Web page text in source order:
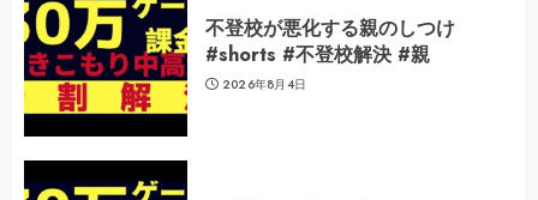
不登校が悪化する親のしつけ
#shorts #不登校解決 #親
2026年8月4日